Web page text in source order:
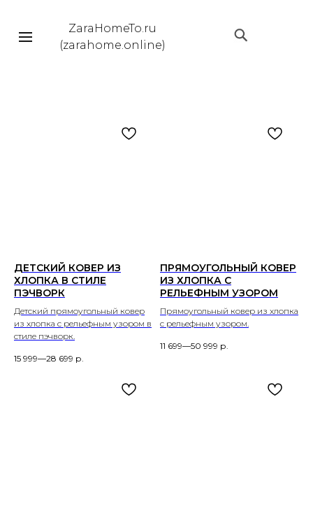
|||
ZaraHomeTo.ru
(zarahome.online)
ДЕТСКИЙ КОВЕР ИЗ
ХЛОПКА В СТИЛЕ
ПЭЧВОРК
Детский прямоугольный ковер
из хлопка с рельефным узором в
стиле пэчворк.
15 999—28 699 р.
ПРЯМОУГОЛЬНЫЙ КОВЕР
ИЗ ХЛОПКА С
РЕЛЬЕФНЫМ УЗОРОМ
Прямоугольный ковер из хлопка
с рельефным узором.
11 699—50 999 р.